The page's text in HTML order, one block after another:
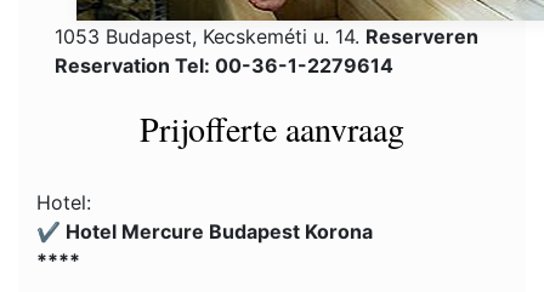
1053 Budapest, Kecskeméti u. 14. Reserveren
Reservation Tel: 00-36-1-2279614
Prijofferte aanvraag
Hotel:
✔️ Hotel Mercure Budapest Korona
****